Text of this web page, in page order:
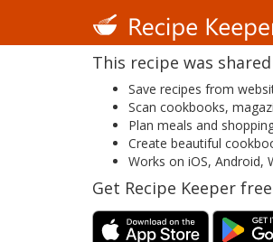
This recipe was
Save recipes from
Scan cookbooks,
Plan meals and
Create beautiful
Works on iOS, Android,
Get Recipe Keeper